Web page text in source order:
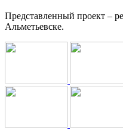
Представленный проект –
Альметьевске.